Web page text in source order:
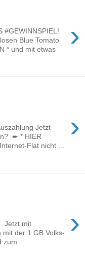
›
#GEWINNSPIEL!
Blue Tomato
* und mit etwas
›
Jetzt
➨ * HIER
Flat nicht ...
›
Jetzt mit
der 1 GB Volks-
zum